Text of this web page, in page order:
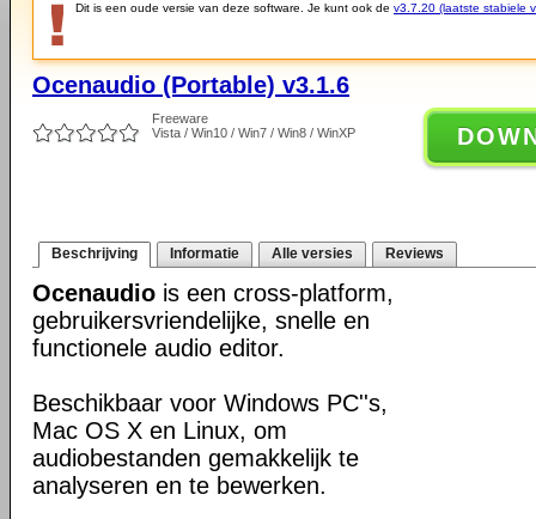
Dit is een oude versie van deze software. Je kunt ook de v3.7.20 (laatste stabiele
Ocenaudio (Portable) v3.1.6
Freeware
Vista / Win10 / Win7 / Win8 / WinXP
Beschrijving Informatie Alle versies Reviews
Ocenaudio is een cross-platform,
gebruikersvriendelijke, snelle en
functionele audio editor.
Beschikbaar voor Windows PC''s,
Mac OS X en Linux, om
audiobestanden gemakkelijk te
analyseren en te bewerken.